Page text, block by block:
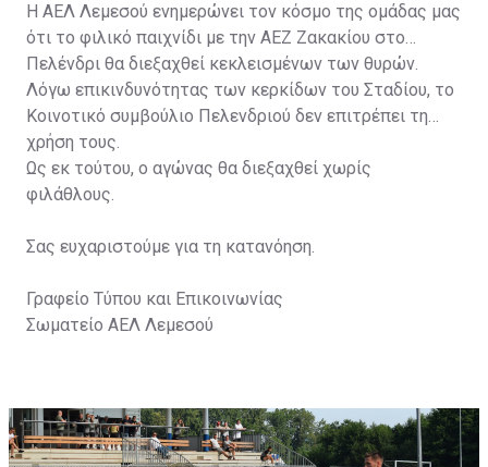
Η ΑΕΛ Λεμεσού ενημερώνει τον κόσμο της ομάδας μας
ότι το φιλικό παιχνίδι με την ΑΕΖ Ζακακίου στο
Πελένδρι θα διεξαχθεί κεκλεισμένων των θυρών.
Λόγω επικινδυνότητας των κερκίδων του Σταδίου, το
Κοινοτικό συμβούλιο Πελενδριού δεν επιτρέπει τη
χρήση τους.
Ως εκ τούτου, ο αγώνας θα διεξαχθεί χωρίς
φιλάθλους.
Σας ευχαριστούμε για τη κατανόηση.
Γραφείο Τύπου και Επικοινωνίας
Σωματείο ΑΕΛ Λεμεσού